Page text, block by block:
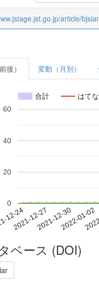
article/
後） 変動（月別）
合計 はて
12-24
2021-12-272021-12-302022-01-02
0
20
40
60
ベース (DOI)